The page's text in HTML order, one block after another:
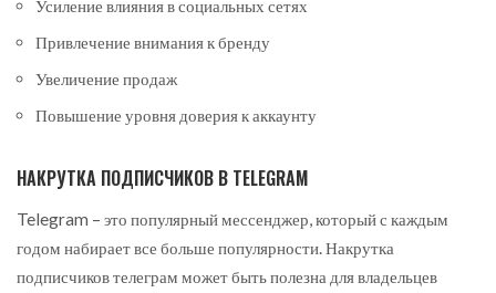
Усиление влияния в социальных сетях
Привлечение внимания к бренду
Увеличение продаж
Повышение уровня доверия к аккаунту
НАКРУТКА ПОДПИСЧИКОВ В TELEGRAM
Telegram – это популярный мессенджер, который с каждым
годом набирает все больше популярности. Накрутка
подписчиков телеграм может быть полезна для владельцев